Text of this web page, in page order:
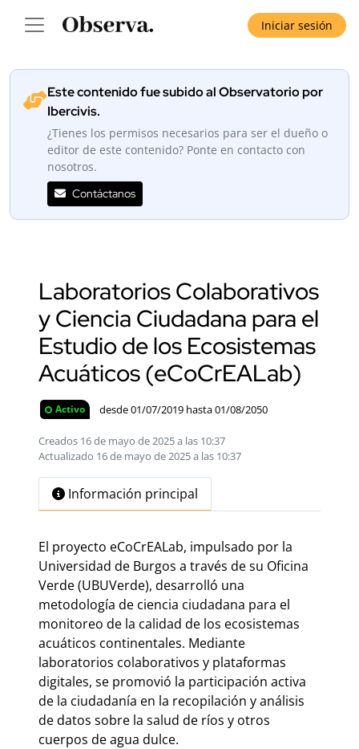
Iniciar sesión
Este contenido fue subido al Observatorio por
Ibercivis.
¿Tienes los permisos necesarios para ser el dueño o
editor de este contenido? Ponte en contacto con
nosotros.
Contáctanos
Laboratorios Colaborativos
y Ciencia Ciudadana para el
Estudio de los Ecosistemas
Acuáticos (eCoCrEALab)
Activo desde 01/07/2019 hasta 01/08/2050
Creados 16 de mayo de 2025 a las 10:37
Actualizado 16 de mayo de 2025 a las 10:37
Información principal
El proyecto eCoCrEALab, impulsado por la
Universidad de Burgos a través de su Oficina
Verde (UBUVerde), desarrolló una
metodología de ciencia ciudadana para el
monitoreo de la calidad de los ecosistemas
acuáticos continentales. Mediante
laboratorios colaborativos y plataformas
digitales, se promovió la participación activa
de la ciudadanía en la recopilación y análisis
de datos sobre la salud de ríos y otros
cuerpos de agua dulce.